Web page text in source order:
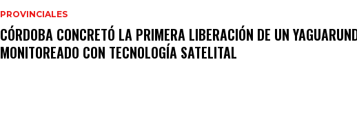
PROVINCIALES
CÓRDOBA CONCRETÓ LA PRIMERA LIBERACIÓN DE UN
MONITOREADO CON TECNOLOGÍA SATELITAL